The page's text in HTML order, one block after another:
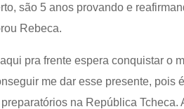
são 5 anos provando e
Rebeca.
pra frente espera conquistar o
me dar esse presente, pois
na República